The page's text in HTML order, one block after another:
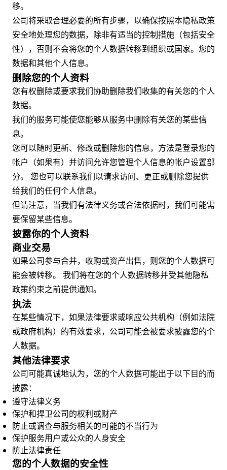
移。
公司将采取合理必要的所有步骤，以确保按照本隐私政策
安全地处理您的数据，除非有适当的控制措施（包括安全
性），否则不会将您的个人数据转移到组织或国家。您的
数据和其他个人信息。
删除您的个人资料
您有权删除或要求我们协助删除我们收集的有关您的个人
数据。
我们的服务可能使您能够从服务中删除有关您的某些信
息。
您可以随时更新、修改或删除您的信息，方法是登录您的
帐户（如果有）并访问允许您管理个人信息的帐户设置部
分。 您也可以联系我们以请求访问、更正或删除您提供
给我们的任何个人信息。
但请注意，当我们有法律义务或合法依据时，我们可能需
要保留某些信息。
披露你的个人资料
商业交易
如果公司参与合并，收购或资产出售，则您的个人数据可
能会被转移。 我们将在您的个人数据转移并受其他隐私
政策约束之前提供通知。
执法
在某些情况下，如果法律要求或响应公共机构（例如法院
或政府机构）的有效要求，公司可能会被要求披露您的个
人数据。
其他法律要求
公司可能真诚地认为，您的个人数据可能出于以下目的而
披露：
遵守法律义务
保护和捍卫公司的权利或财产
防止或调查与服务相关的可能的不当行为
保护服务用户或公众的人身安全
防止法律责任
您的个人数据的安全性